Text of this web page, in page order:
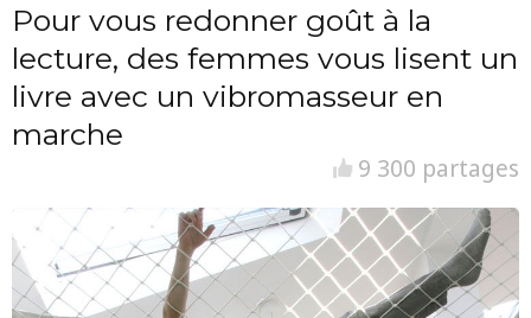
Pour vous redonner goût à la
lecture, des femmes vous lisent un
livre avec un vibromasseur en
marche
9 300 partages